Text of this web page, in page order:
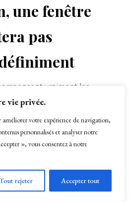
vie privée.
améliorer votre expérience de navigation,
personnalisés et analyser notre
», vous consentez à notre
Tout rejeter Accepter tout
une fenêtre
pas
vraiment les
pas: ils se referment
à ce point de